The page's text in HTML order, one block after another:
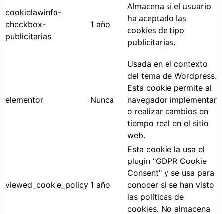
cookielawinfo-
checkbox-
publicitarias
1 año
Almacena si el usuario
ha aceptado las
cookies de tipo
publicitarias.
elementor Nunca
Usada en el contexto
del tema de Wordpress.
Esta cookie permite al
navegador implementar
o realizar cambios en
tiempo real en el sitio
web.
viewed_cookie_policy 1 año
Esta cookie la usa el
plugin "GDPR Cookie
Consent" y se usa para
conocer si se han visto
las políticas de
cookies. No almacena